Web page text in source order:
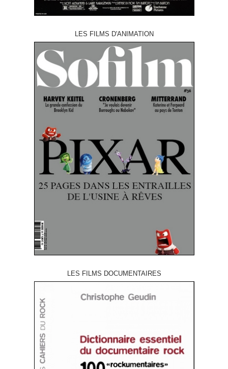
LES FILMS D'ANIMATION
LES FILMS DOCUMENTAIRES